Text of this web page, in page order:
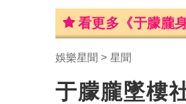
看更多《于朦朧
娛樂星聞 星聞
于朦朧墜樓